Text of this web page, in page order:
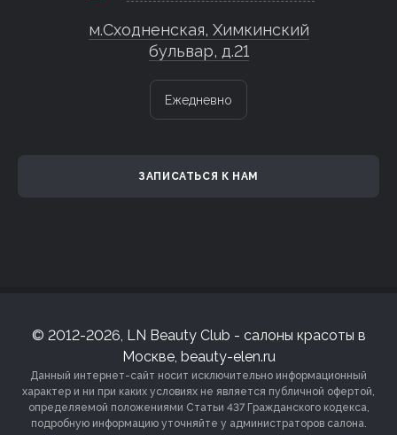
м.Сходненская, Химкинский
бульвар, д.21
Ежедневно
ЗАПИСАТЬСЯ К НАМ
© 2012-2026, LN Beauty Club - салоны красоты в
Москве, beauty-elen.ru
Данный интернет-сайт носит исключительно информационный
характер и ни при каких условиях не является публичной офертой,
определяемой положениями Статьи 437 Гражданского кодекса,
подробную информацию уточняйте у администраторов салона.